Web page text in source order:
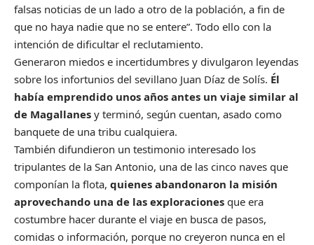
falsas noticias de un lado a otro de la población, a fin de
que no haya nadie que no se entere”. Todo ello con la
intención de dificultar el reclutamiento.
Generaron miedos e incertidumbres y divulgaron leyendas
sobre los infortunios del sevillano Juan Díaz de Solís. Él
había emprendido unos años antes un viaje similar al
de Magallanes y terminó, según cuentan, asado como
banquete de una tribu cualquiera.
También difundieron un testimonio interesado los
tripulantes de la San Antonio, una de las cinco naves que
componían la flota, quienes abandonaron la misión
aprovechando una de las exploraciones que era
costumbre hacer durante el viaje en busca de pasos,
comidas o información, porque no creyeron nunca en el